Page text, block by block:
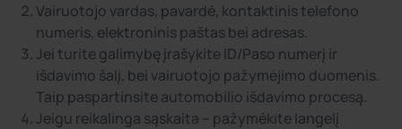
Vairuotojo vardas, pavardė, kontaktinis telefono
numeris, elektroninis paštas bei adresas.
Jei turite galimybę įrašykite ID/Paso numerį ir
išdavimo šalį, bei vairuotojo pažymėjimo duomenis.
Taip paspartinsite automobilio išdavimo procesą.
Jeigu reikalinga sąskaita – pažymėkite langelį